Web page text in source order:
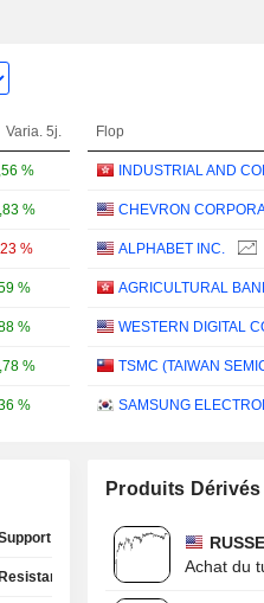
Varia. 5j.
%
%
%
%
%
%
%
Flop
CHEVRON
ALPHABET INC.
Test
Test
Produits Dérivés
Achat du